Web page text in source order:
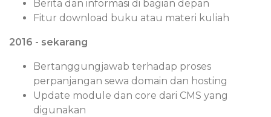
Berita dan informasi di bagian depan
Fitur download buku atau materi kuliah
2016 - sekarang
Bertanggungjawab terhadap proses
perpanjangan sewa domain dan hosting
Update module dan core dari CMS yang
digunakan